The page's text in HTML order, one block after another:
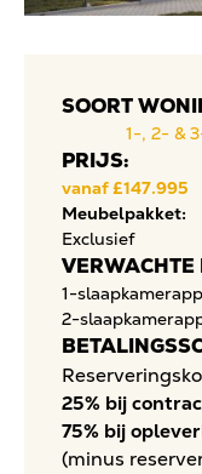
SOORT
1-, 2- &
PRIJS:
vanaf £147.995
Meubelpakket:
Exclusief
VERWACHTE
1-
2-
25% bij
75% bij
(minus